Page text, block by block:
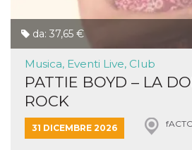
da: 37,65 €
Musica, Eventi Live, Club
PATTIE BOYD – LA
ROCK
31 DICEMBRE 2026